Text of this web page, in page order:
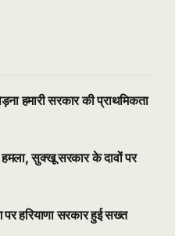
हमारी सरकार की प्राथमिकता
हमला, सुक्खू सरकार के दावों पर
हरियाणा सरकार हुई सख्त